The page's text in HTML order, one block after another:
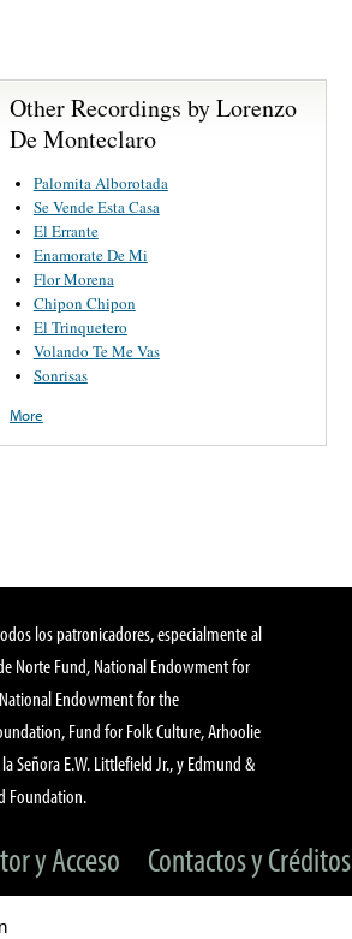
Other Recordings by Lorenzo
De Monteclaro
Palomita Alborotada
Se Vende Esta Casa
El Errante
Enamorate De Mi
Flor Morena
Chipon Chipon
El Trinquetero
Volando Te Me Vas
Sonrisas
More
los patronicadores, especialmente al
Norte Fund, National Endowment for
Endowment for the
Fund for Folk Culture, Arhoolie
Señora E.W. Littlefield Jr., y Edmund &
Foundation.
y Acceso Contactos y Créditos